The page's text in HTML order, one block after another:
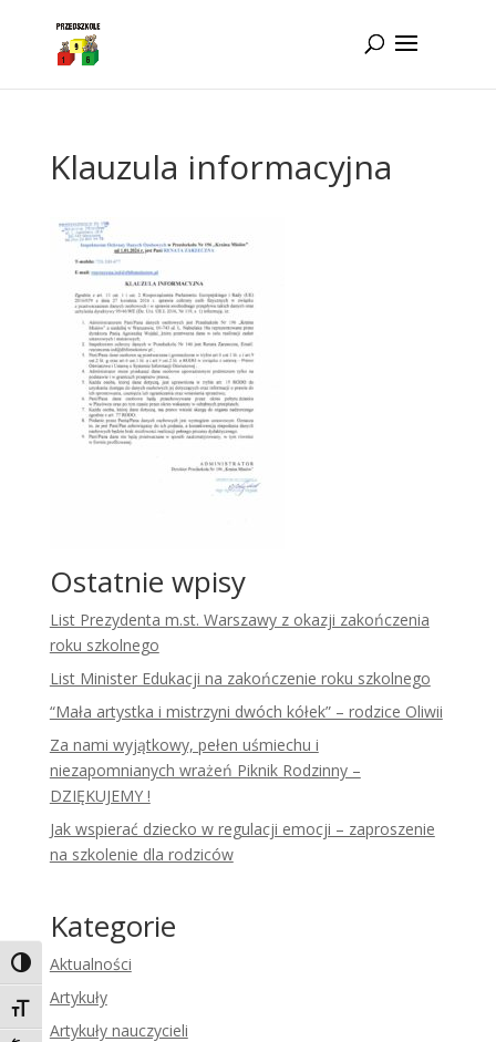
Toggle High Contrast
Toggle Font size
Klauzula informacyjna
Ostatnie wpisy
List Prezydenta m.st. Warszawy z okazji zakończenia
roku szkolnego
List Minister Edukacji na zakończenie roku szkolnego
“Mała artystka i mistrzyni dwóch kółek” – rodzice Oliwii
Za nami wyjątkowy, pełen uśmiechu i
niezapomnianych wrażeń Piknik Rodzinny –
DZIĘKUJEMY !
Jak wspierać dziecko w regulacji emocji – zaproszenie
na szkolenie dla rodziców
Kategorie
Aktualności
Artykuły
Artykuły nauczycieli